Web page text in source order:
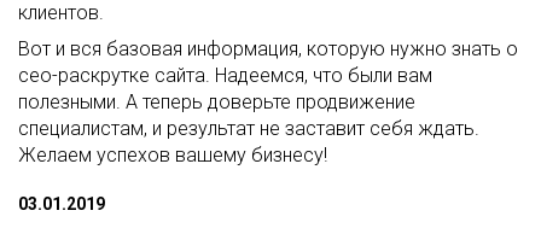
клиентов.
Вот и вся базовая информация, которую нужно знать о
сео-раскрутке сайта. Надеемся, что были вам
полезными. А теперь доверьте продвижение
специалистам, и результат не заставит себя ждать.
Желаем успехов вашему бизнесу!
03.01.2019